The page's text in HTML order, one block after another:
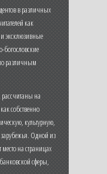
в различных
как
эксклюзивные
богословские
различным
на
собственно
культурную,
Одной из
на страницах
сферы,